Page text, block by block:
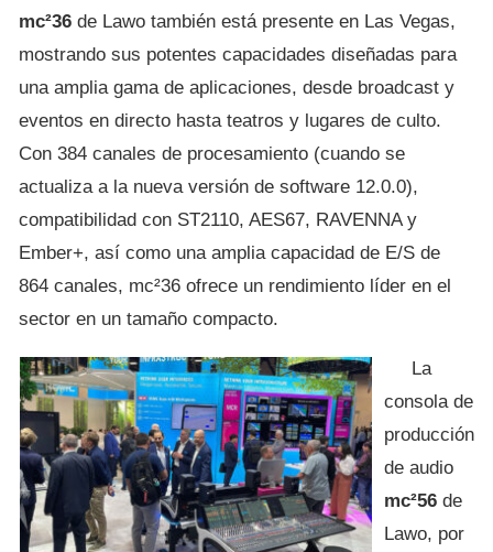
mc²36 de Lawo también está presente en Las Vegas,
mostrando sus potentes capacidades diseñadas para
una amplia gama de aplicaciones, desde broadcast y
eventos en directo hasta teatros y lugares de culto.
Con 384 canales de procesamiento (cuando se
actualiza a la nueva versión de software 12.0.0),
compatibilidad con ST2110, AES67, RAVENNA y
Ember+, así como una amplia capacidad de E/S de
864 canales, mc²36 ofrece un rendimiento líder en el
sector en un tamaño compacto.
La
consola de
producción
de audio
mc²56 de
Lawo, por